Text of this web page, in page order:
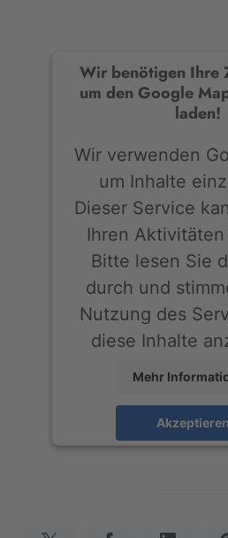
Wir benötigen Ihre
um den Google
laden!
Wir verwenden
um Inhalte
Dieser Service
Ihren Aktivitäten
Bitte lesen Sie
durch und
Nutzung des
diese Inhalte
Mehr
Akzeptieren